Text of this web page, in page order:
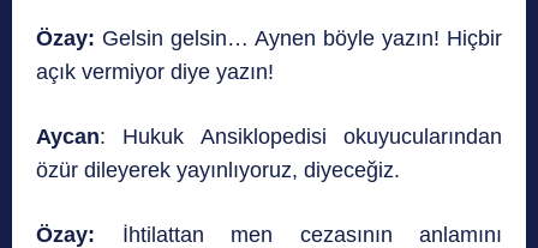
Özay: Gelsin gelsin… Aynen böyle yazın! Hiçbir
açık vermiyor diye yazın!
Aycan: Hukuk Ansiklopedisi okuyucularından
özür dileyerek yayınlıyoruz, diyeceğiz.
Özay: İhtilattan men cezasının anlamını